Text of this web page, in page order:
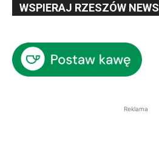
WSPIERAJ RZESZÓW NEWS
Reklama